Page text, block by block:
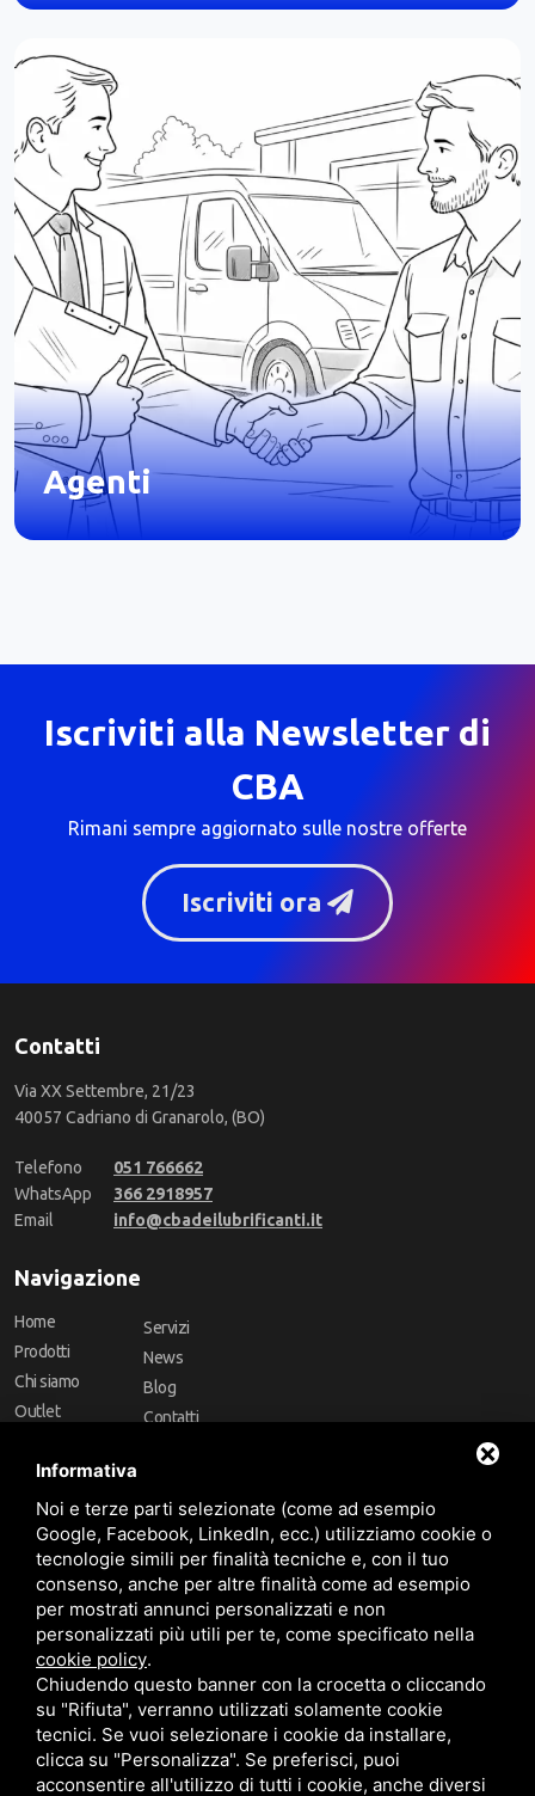
Agenti
Iscriviti alla Newsletter di
CBA
Rimani sempre aggiornato sulle nostre offerte
Iscriviti ora
Contatti
Via XX Settembre, 21/23
40057 Cadriano di Granarolo, (BO)
Telefono
051 766662
WhatsApp
366 2918957
Email
info@cbadeilubrificanti.it
Navigazione
Home
Prodotti
Chi siamo
Outlet
Marchi
Servizi
News
Blog
Contatti
Follow Us
Area riservata
Informativa
Noi e terze parti selezionate (come ad esempio
Google, Facebook, LinkedIn, ecc.) utilizziamo cookie o
tecnologie simili per finalità tecniche e, con il tuo
consenso, anche per altre finalità come ad esempio
per mostrati annunci personalizzati e non
personalizzati più utili per te, come specificato nella
cookie policy.
Chiudendo questo banner con la crocetta o cliccando
su "Rifiuta", verranno utilizzati solamente cookie
tecnici. Se vuoi selezionare i cookie da installare,
clicca su "Personalizza". Se preferisci, puoi
acconsentire all'utilizzo di tutti i cookie, anche diversi